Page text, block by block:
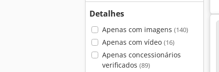
Detalhes
Apenas com imagens (140)
Apenas com vídeo (16)
Apenas concessionários
verificados (89)